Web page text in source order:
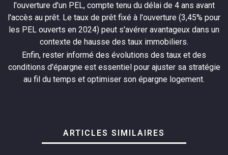
l'ouverture d'un PEL, compte tenu du délai de 4 ans avant
l'accès au prêt. Le taux de prêt fixé à l'ouverture (3,45% pour
les PEL ouverts en 2024) peut s'avérer avantageux dans un
contexte de hausse des taux immobiliers.
Enfin, rester informé des évolutions des taux et des
conditions d'épargne est essentiel pour ajuster sa stratégie
au fil du temps et optimiser son épargne logement.
ARTICLES SIMILAIRES